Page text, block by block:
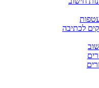
לכתיבה